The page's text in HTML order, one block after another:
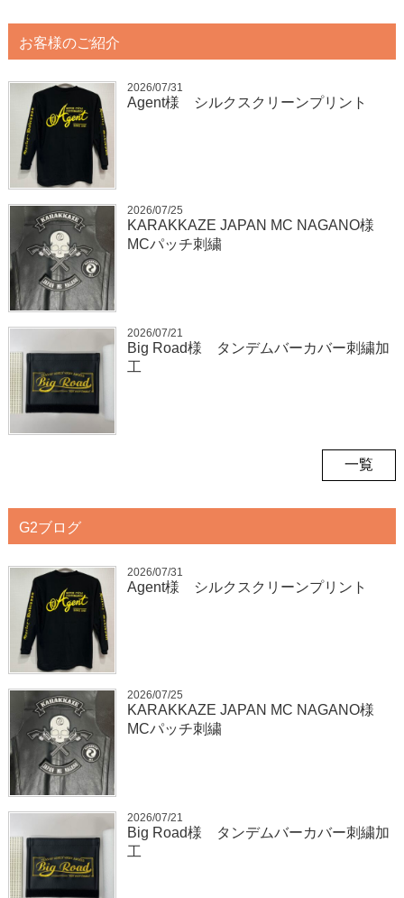
お客様のご紹介
2026/07/31
Agent様 シルクスクリーンプリント
2026/07/25
KARAKKAZE JAPAN MC NAGANO様
MCパッチ刺繍
2026/07/21
Big Road様 タンデムバーカバー刺繍加
工
一覧
G2ブログ
2026/07/31
Agent様 シルクスクリーンプリント
2026/07/25
KARAKKAZE JAPAN MC NAGANO様
MCパッチ刺繍
2026/07/21
Big Road様 タンデムバーカバー刺繍加
工